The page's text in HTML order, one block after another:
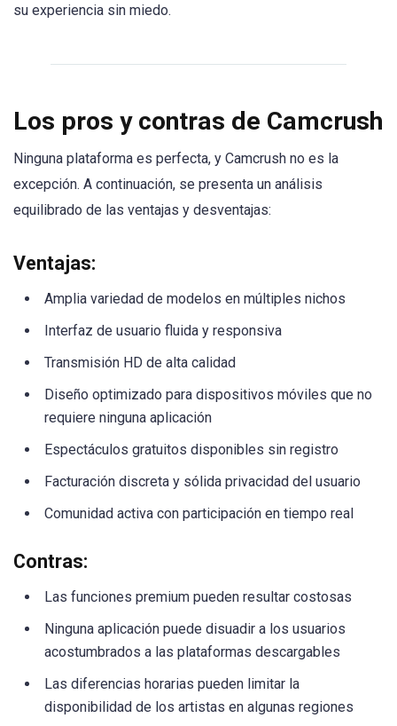
su experiencia sin miedo.
Los pros y contras de Camcrush
Ninguna plataforma es perfecta, y Camcrush no es la
excepción. A continuación, se presenta un análisis
equilibrado de las ventajas y desventajas:
Ventajas:
Amplia variedad de modelos en múltiples nichos
Interfaz de usuario fluida y responsiva
Transmisión HD de alta calidad
Diseño optimizado para dispositivos móviles que no
requiere ninguna aplicación
Espectáculos gratuitos disponibles sin registro
Facturación discreta y sólida privacidad del usuario
Comunidad activa con participación en tiempo real
Contras:
Las funciones premium pueden resultar costosas
Ninguna aplicación puede disuadir a los usuarios
acostumbrados a las plataformas descargables
Las diferencias horarias pueden limitar la
disponibilidad de los artistas en algunas regiones